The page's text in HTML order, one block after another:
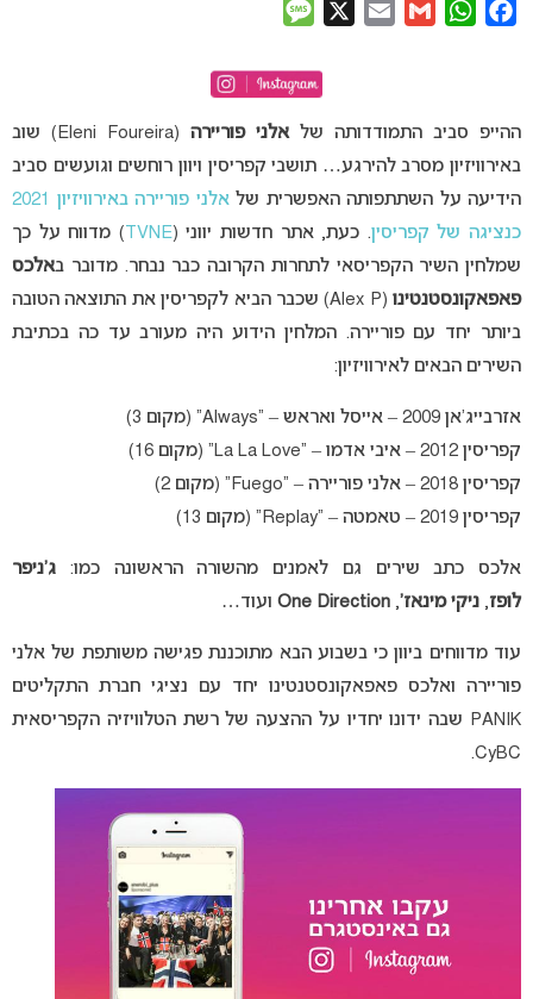
Facebook
WhatsApp
Gmail
Email
ההייפ סביב התמודדותה שלאלני פוריירה
(Eleni Foureira) שוב
באירוויזיון מסרב להירגע… תושבי קפריסין ויוון רוחשים וגועשים סביב
הידיעה על השתתפותה האפשרית של
אלני פוריירה באירוויזיון 2021
כנציגה של קפריסין. כעת, אתר חדשות יווני (TVNE ) מדווח על כך
שמלחין השיר הקפריסאי לתחרות הקרובה כבר נבחר. מדובר באלכס
פאפאקונסטנטינו
(Alex P) שכבר הביא לקפריסין את התוצאה הטובה
ביותר יחד עם פוריירה. המלחין הידוע היה מעורב עד כה בכתיבת
השירים הבאים לאירוויזיון:
אזרבייג’אן 2009 – אייסל ואראש – “Always” (מקום 3)
קפריסין 2012 – איבי אדמו – “La La Love” (מקום 16)
קפריסין 2018 – אלני פוריירה – “Fuego” (מקום 2)
קפריסין 2019 – טאמטה – “Replay” (מקום 13)
אלכס כתב שירים גם לאמנים מהשורה הראשונה כמו: ג’ניפר
לופז, ניקי מינאז’,
One Direction ועוד…
עוד מדווחים ביוון כי בשבוע הבא מתוכננת פגישה משותפת של אלני
פוריירה ואלכס פאפאקונסטנטינו יחד עם נציגי חברת התקליטים
PANIK שבה ידונו יחדיו על ההצעה של רשת הטלוויזיה הקפריסאית
CyBC.